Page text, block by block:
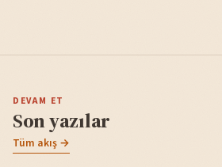
DEVAM ET
Son yazılar
Tüm akış →